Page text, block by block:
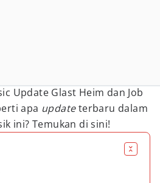
Update Glast Heim dan Job
apa updateterbaru dalam
ini? Temukan di sini!